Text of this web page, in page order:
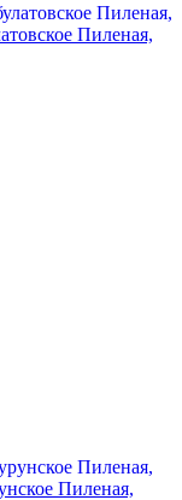
Пиленая,
Пиленая,